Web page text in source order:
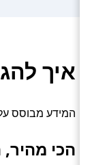
איך
המידע מבוסס על נתוני 365 הימים האחרונים, ומסכם אפשרויות תחבורה
הכי מהיר,